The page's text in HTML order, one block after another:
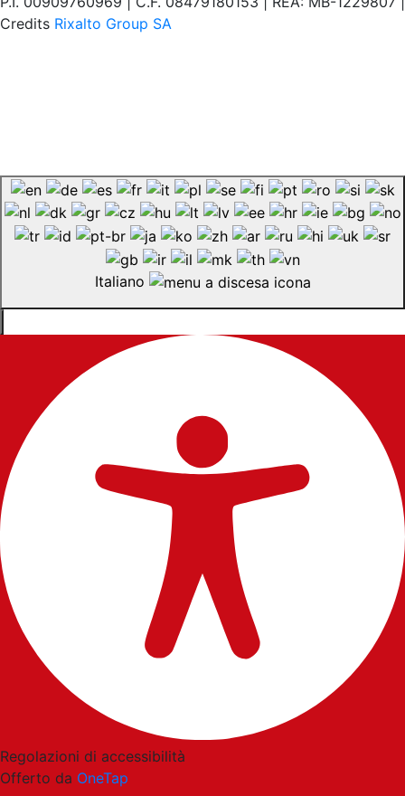
Credits Rixalto Group SA
Italiano
Regolazioni di accessibilità
Offerto da OneTap